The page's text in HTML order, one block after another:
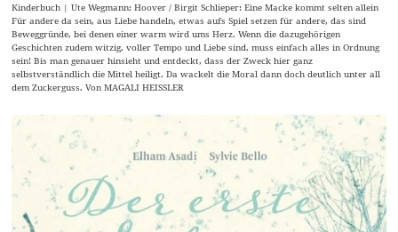
Kinderbuch | Ute Wegmann: Hoover / Birgit Schlieper: Eine Macke kommt selten allein
Für andere da sein, aus Liebe handeln, etwas aufs Spiel setzen für andere, das sind
Beweggründe, bei denen einer warm wird ums Herz. Wenn die dazugehörigen
Geschichten zudem witzig, voller Tempo und Liebe sind, muss einfach alles in Ordnung
sein! Bis man genauer hinsieht und entdeckt, dass der Zweck hier ganz
selbstverständlich die Mittel heiligt. Da wackelt die Moral dann doch deutlich unter all
dem Zuckerguss. Von MAGALI HEISSLER